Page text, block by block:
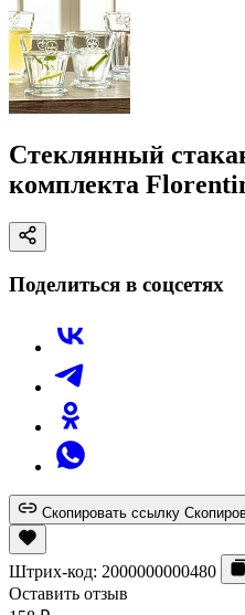
Стеклянный
комплекта
Поделиться в соцсетях
Скопировать ссылку
Штрих-код: 2000000000480
Оставить отзыв